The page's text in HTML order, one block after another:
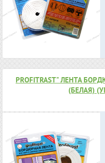
PROFITRAST" ЛЕНТА
(БЕЛАЯ)